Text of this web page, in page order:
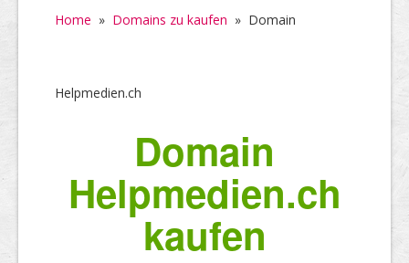
Home » Domains zu kaufen » Domain
Helpmedien.ch
Domain
Helpmedien.ch
kaufen